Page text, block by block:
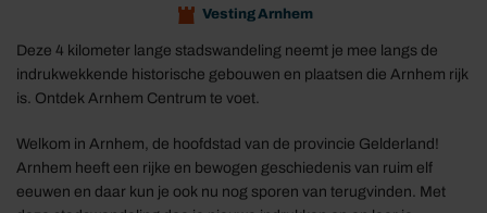
Vesting Arnhem
Deze 4 kilometer lange stadswandeling neemt je mee langs de
indrukwekkende historische gebouwen en plaatsen die Arnhem rijk
is. Ontdek Arnhem Centrum te voet.
Welkom in Arnhem, de hoofdstad van de provincie Gelderland!
Arnhem heeft een rijke en bewogen geschiedenis van ruim elf
eeuwen en daar kun je ook nu nog sporen van terugvinden. Met